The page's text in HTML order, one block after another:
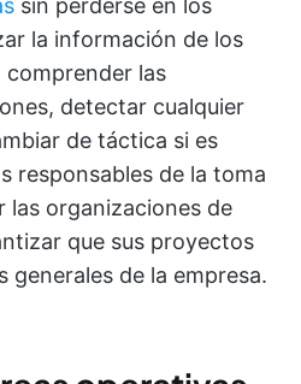
sin perderse en los
la información de los
las
detectar cualquier
de táctica si es
responsables de la toma
las organizaciones de
que sus proyectos
generales de la empresa.